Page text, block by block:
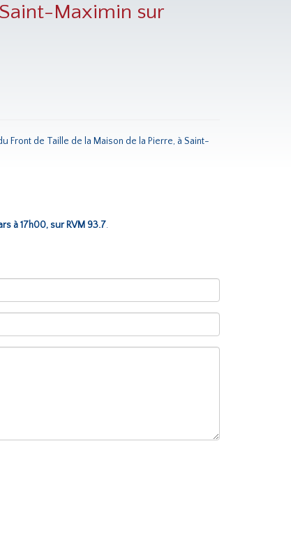
Maximin sur
Front de Taille de la Maison de la Pierre, à Saint-
à 17h00, sur RVM 93.7.